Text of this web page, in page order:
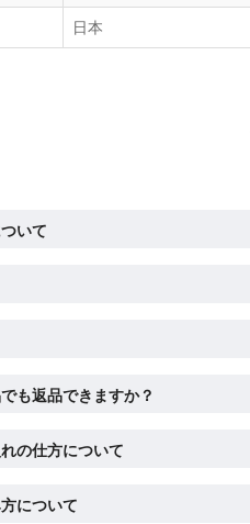
日本
いて
も返品できますか？
の仕方について
について